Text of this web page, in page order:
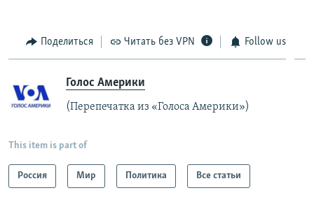
Поделиться Читать без VPN Follow us
Голос Америки
(Перепечатка из «Голоса Америки»)
This item is part of
Россия Мир Политика Все статьи